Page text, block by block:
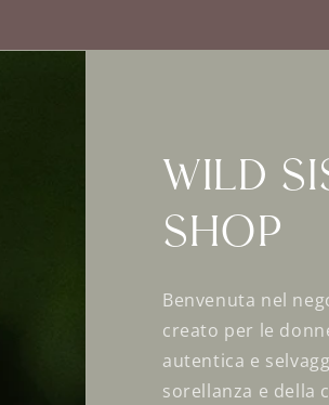
Wild
SHOP
Benvenuta nel
creato per le
autentica e
sorellanza e della